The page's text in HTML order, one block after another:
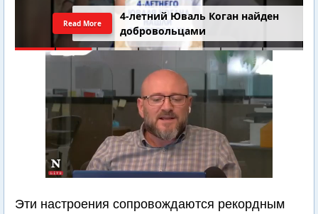
Последний шанс Ирана. Теракт в
Самарии // Новости Израиля.
Шарп. Финкель. Дубнов
Read More
Эти настроения сопровождаются рекордным